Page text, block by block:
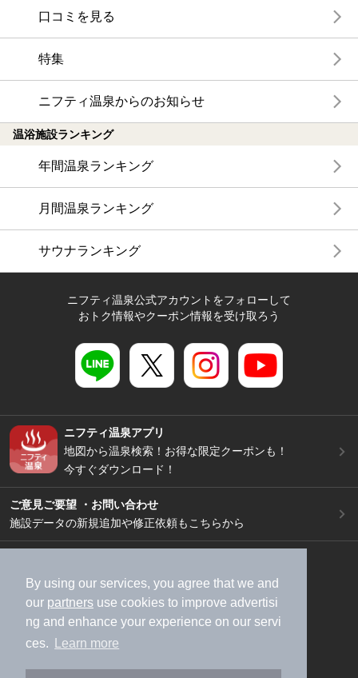
By using our services, you agree that we and
our partners use cookies to improve advertisi
ng and enhance your experience on our servi
ces.
Learn more
口コミを見る
特集
ニフティ温泉からのお知らせ
温浴施設ランキング
年間温泉ランキング
月間温泉ランキング
サウナランキング
ニフティ温泉公式アカウントをフォローして
おトク情報やクーポン情報を受け取ろう
ニフティ温泉アプリ
地図から温泉検索！お得な限定クーポンも！
今すぐダウンロード！
ご意見ご要望 ・お問い合わせ
施設データの新規追加や修正依頼もこちらから
加盟店募集（資料請求）
広告出稿のご案内
利用規約
ライフスタイルMEMBERS+規約
特定商取引法に基づく表記
ヘルプ
採用情報
運営会社